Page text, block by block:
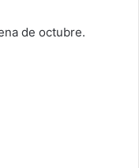
de octubre.